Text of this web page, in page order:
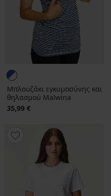
Μπλουζάκι εγκυμοσύνης και
θηλασμού Malwina
35,99 €